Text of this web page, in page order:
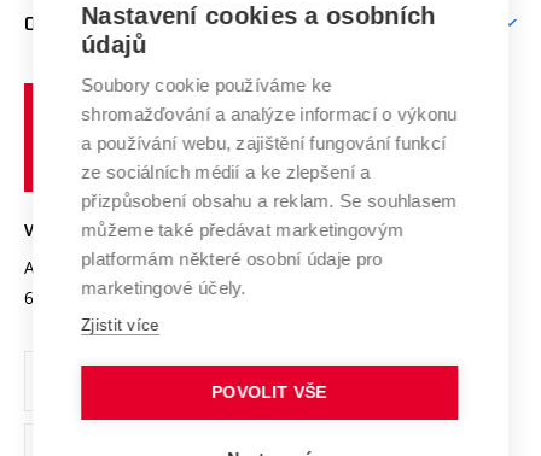
E-přihláška
Doktorské studium
Podpora podnikání
Mezinárodní vědecká rada
Systém zajišťování kvality výzkumu
Výzkumné infrastruktury
Transfer znalostí
Open Science
Projekty
Projekty ze strukturálních fondů
Specifický výzkum
Zahraniční spolupráce
Spolupráce se školami
Služby univerzity
Mezinárodní dohody
Univerzitní sítě
O UNIVERZITĚ
Profil univerzity
Udržitelná univerzita
Podnikavá univerzita / ContriBUTe
Bezpečná univerzita
Vyznamenání
Organizační struktura
Ochrana osobních údajů
učení
technické
VYSOKÉ UČENÍ TECHNICKÉ V BRNĚ
Antonínská 548/1
602 00 Brno
www.vut.cz
vut@vutbr.cz
Nastavení cookies a osobních
údajů
Soubory cookie používáme ke
shromažďování a analýze informací o výkonu
a používání webu, zajištění fungování funkcí
ze sociálních médií a ke zlepšení a
přizpůsobení obsahu a reklam. Se souhlasem
můžeme také předávat marketingovým
platformám některé osobní údaje pro
marketingové účely.
Zjistit více
POVOLIT VŠE